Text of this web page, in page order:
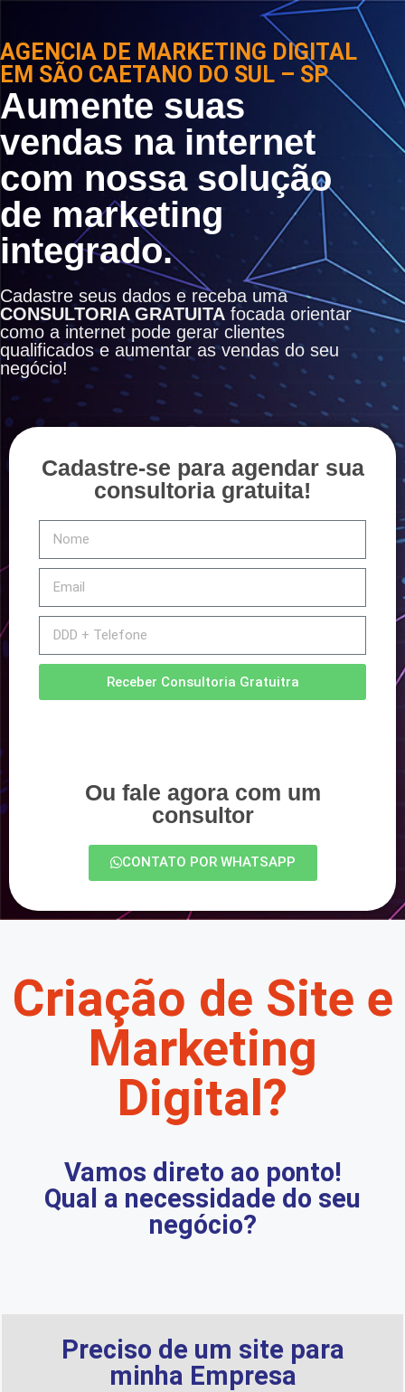
AGENCIA DE MARKETING DIGITAL
EM SÃO CAETANO DO SUL – SP
Aumente suas
vendas na internet
com nossa solução
de marketing
integrado.
Cadastre seus dados e receba uma
CONSULTORIA GRATUITA focada orientar
como a internet pode gerar clientes
qualificados e aumentar as vendas do seu
negócio!
Cadastre-se para agendar sua
consultoria gratuita!
Receber Consultoria Gratuitra
Ou fale agora com um
consultor
CONTATO POR WHATSAPP
Criação de Site e
Marketing
Digital?
Vamos direto ao ponto!
Qual a necessidade do seu
negócio?
Preciso de um site para
minha Empresa